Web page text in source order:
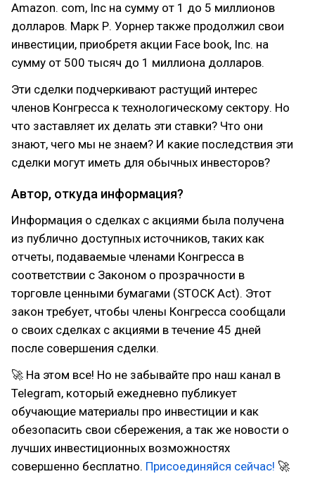
Amazon. com, Inc на сумму от 1 до 5 миллионов
долларов. Марк Р. Уорнер также продолжил свои
инвестиции, приобретя акции Face book, Inc. на
сумму от 500 тысяч до 1 миллиона долларов.
Эти сделки подчеркивают растущий интерес
членов Конгресса к технологическому сектору. Но
что заставляет их делать эти ставки? Что они
знают, чего мы не знаем? И какие последствия эти
сделки могут иметь для обычных инвесторов?
Автор, откуда информация?
Информация о сделках с акциями была получена
из публично доступных источников, таких как
отчеты, подаваемые членами Конгресса в
соответствии с Законом о прозрачности в
торговле ценными бумагами (STOCK Act). Этот
закон требует, чтобы члены Конгресса сообщали
о своих сделках с акциями в течение 45 дней
после совершения сделки.
🚀 На этом все! Но не забывайте про наш канал в
Telegram, который ежедневно публикует
обучающие материалы про инвестиции и как
обезопасить свои сбережения, а так же новости о
лучших инвестиционных возможностях
совершенно бесплатно. Присоединяйся сейчас! 🚀